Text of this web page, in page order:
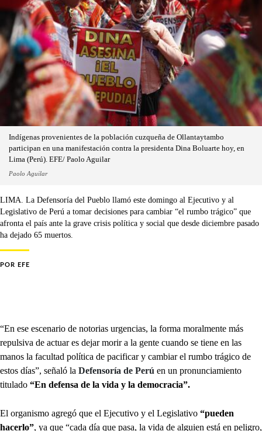
Indígenas provenientes de la población cuzqueña de Ollantaytambo
participan en una manifestación contra la presidenta Dina Boluarte hoy, en
Lima (Perú). EFE/ Paolo Aguilar
Paolo Aguilar
LIMA. La Defensoría del Pueblo llamó este domingo al Ejecutivo y al
Legislativo de Perú a tomar decisiones para cambiar “el rumbo trágico” que
afronta el país ante la grave crisis política y social que desde diciembre pasado
ha dejado 65 muertos.
POR EFE
“En ese escenario de notorias urgencias, la forma moralmente más
repulsiva de actuar es dejar morir a la gente cuando se tiene en las
manos la facultad política de pacificar y cambiar el rumbo trágico de
estos días”, señaló la Defensoría de Perú en un pronunciamiento
titulado “En defensa de la vida y la democracia”.
El organismo agregó que el Ejecutivo y el Legislativo “pueden
hacerlo”, ya que “cada día que pasa, la vida de alguien está en peligro,